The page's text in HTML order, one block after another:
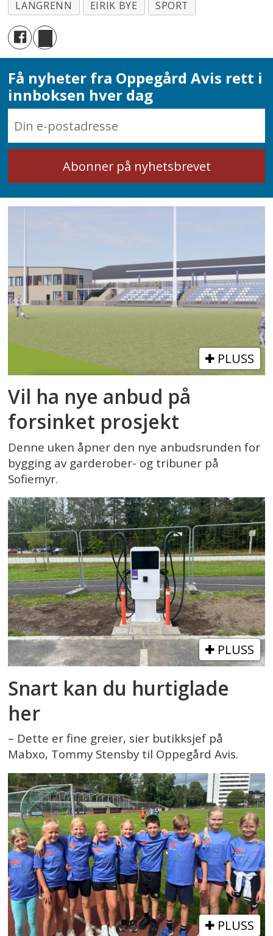
LANGRENN EIRIK BYE SPORT
Få nyheter fra Oppegård Avis rett i
innboksen hver dag
PLUSS
Vil ha nye anbud på
forsinket prosjekt
Denne uken åpner den nye anbudsrunden for
bygging av garderober- og tribuner på
Sofiemyr.
PLUSS
Snart kan du hurtiglade
her
– Dette er fine greier, sier butikksjef på
Mabxo, Tommy Stensby til Oppegård Avis.
PLUSS